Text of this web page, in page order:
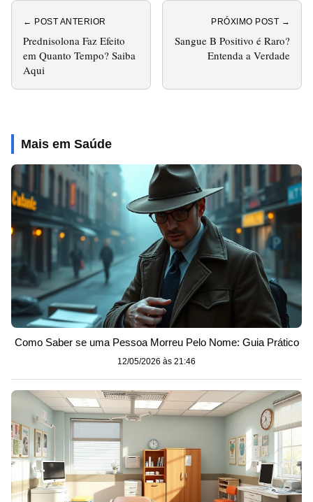
← POST ANTERIOR
Prednisolona Faz Efeito
em Quanto Tempo? Saiba
Aqui
PRÓXIMO POST →
Sangue B Positivo é Raro?
Entenda a Verdade
Mais em Saúde
Como Saber se uma Pessoa Morreu Pelo Nome: Guia Prático
12/05/2026 às 21:46